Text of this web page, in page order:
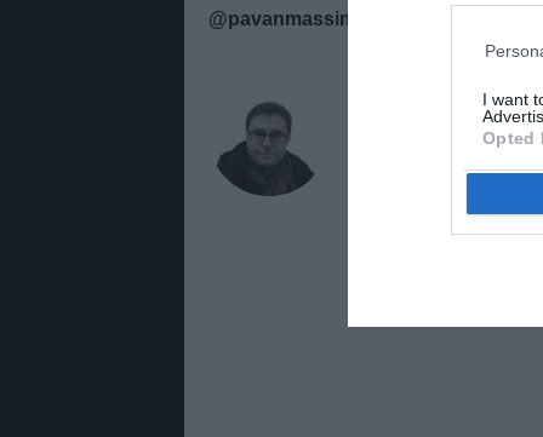
I want
Opted
@pavanmassimo Yt TASTIERA
Massimo Pavan
Giornalista di
Juventus con notizie,
radiofonico e televisivo
all’informazione sportiva.